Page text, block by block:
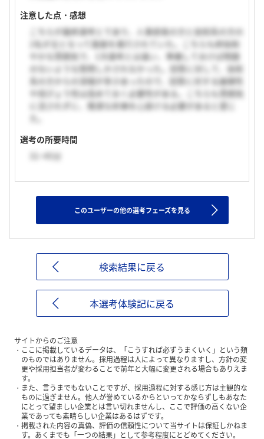
注意した点・感想
こちらが最終選考とであり、人事部長の方と技術系の方の
2名が主となって面接を進行されていた。こちらも終始和
やかな雰囲気で、1次選考とは違い、準備しておけば問題
のないような質問しかされなかった。回答に対して、技術
系の方からの深堀が多少あったので、回答に対する論理性
や信ぴょう性は高めておく必要性がある。こちらも雰囲気
に流されずに、簡潔な祈祷を心掛ける必要があると感じ
選考の所要時間
31~45分
このユーザーの他の選考フェーズを見る
検索結果に戻る
本選考体験記に戻る
サイトからのご注意
ここに掲載しているデータは、「こうすれば必ずうまくいく」という類
のものではありません。採用過程は人によって異なりますし、方針の変
更や採用担当者が変わることで前年と大幅に変更される場合もありえま
す。
また、言うまでもないことですが、採用過程に対する感じ方は主観的な
ものに過ぎません。他人が誉めているからといってかならずしもあなた
にとって望ましい企業とは言い切れませんし、ここで評価の高くない企
業であっても素晴らしい企業はあるはずです。
掲載された内容の真偽、評価の信頼性について当サイトは保証しかねま
す。あくまでも「一つの結果」として参考程度にとどめてください。